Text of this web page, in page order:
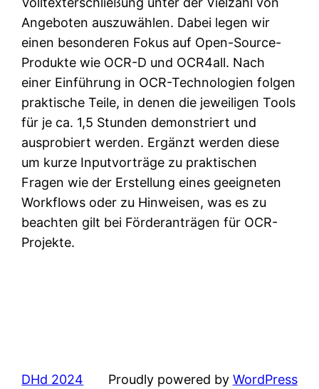
Angeboten auszuwählen. Dabei legen wir
einen besonderen Fokus auf Open-Source-
Produkte wie OCR-D und OCR4all. Nach
einer Einführung in OCR-Technologien folgen
praktische Teile, in denen die jeweiligen Tools
für je ca. 1,5 Stunden demonstriert und
ausprobiert werden. Ergänzt werden diese
um kurze Inputvorträge zu praktischen
Fragen wie der Erstellung eines geeigneten
Workflows oder zu Hinweisen, was es zu
beachten gilt bei Förderanträgen für OCR-
Projekte.
DHd 2024 Proudly powered by WordPress